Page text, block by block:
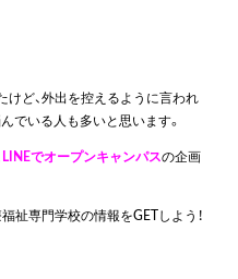
ど、外出を控えるように言われ
でいる人も多いと思います。
LINEでオープンキャンパスの企画
祉専門学校の情報をGETしよう！